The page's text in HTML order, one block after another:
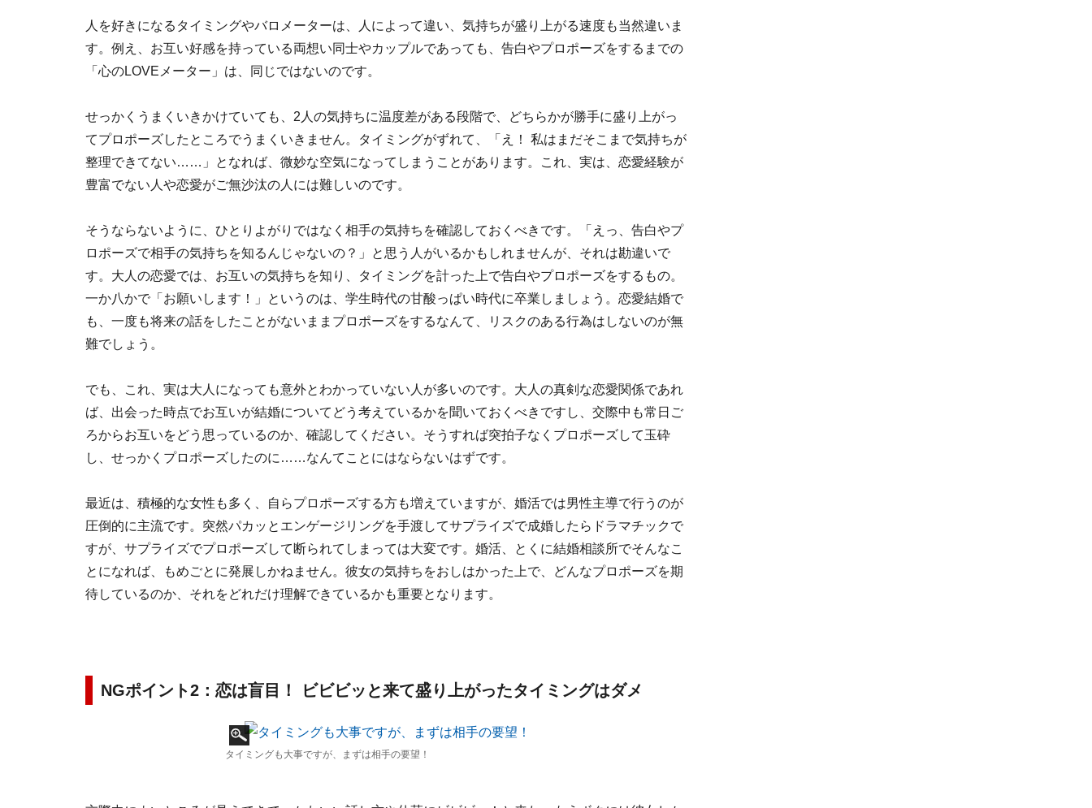
人を好きになるタイミングやバロメーターは、人によって違い、気持ちが盛り上がる速度も当然違いま
す。例え、お互い好感を持っている両想い同士やカップルであっても、告白やプロポーズをするまでの
「心のLOVEメーター」は、同じではないのです。
せっかくうまくいきかけていても、2人の気持ちに温度差がある段階で、どちらかが勝手に盛り上がっ
てプロポーズしたところでうまくいきません。タイミングがずれて、「え！ 私はまだそこまで気持ちが
整理できてない……」となれば、微妙な空気になってしまうことがあります。これ、実は、恋愛経験が
豊富でない人や恋愛がご無沙汰の人には難しいのです。
そうならないように、ひとりよがりではなく相手の気持ちを確認しておくべきです。「えっ、告白やプ
ロポーズで相手の気持ちを知るんじゃないの？」と思う人がいるかもしれませんが、それは勘違いで
す。大人の恋愛では、お互いの気持ちを知り、タイミングを計った上で告白やプロポーズをするもの。
一か八かで「お願いします！」というのは、学生時代の甘酸っぱい時代に卒業しましょう。恋愛結婚で
も、一度も将来の話をしたことがないままプロポーズをするなんて、リスクのある行為はしないのが無
難でしょう。
でも、これ、実は大人になっても意外とわかっていない人が多いのです。大人の真剣な恋愛関係であれ
ば、出会った時点でお互いが結婚についてどう考えているかを聞いておくべきですし、交際中も常日ご
ろからお互いをどう思っているのか、確認してください。そうすれば突拍子なくプロポーズして玉砕
し、せっかくプロポーズしたのに……なんてことにはならないはずです。
最近は、積極的な女性も多く、自らプロポーズする方も増えていますが、婚活では男性主導で行うのが
圧倒的に主流です。突然パカッとエンゲージリングを手渡してサプライズで成婚したらドラマチックで
すが、サプライズでプロポーズして断られてしまっては大変です。婚活、とくに結婚相談所でそんなこ
とになれば、もめごとに発展しかねません。彼女の気持ちをおしはかった上で、どんなプロポーズを期
待しているのか、それをどれだけ理解できているかも重要となります。
NGポイント2：恋は盲目！ ビビビッと来て盛り上がったタイミングはダメ
タイミングも大事ですが、まずは相手の要望！